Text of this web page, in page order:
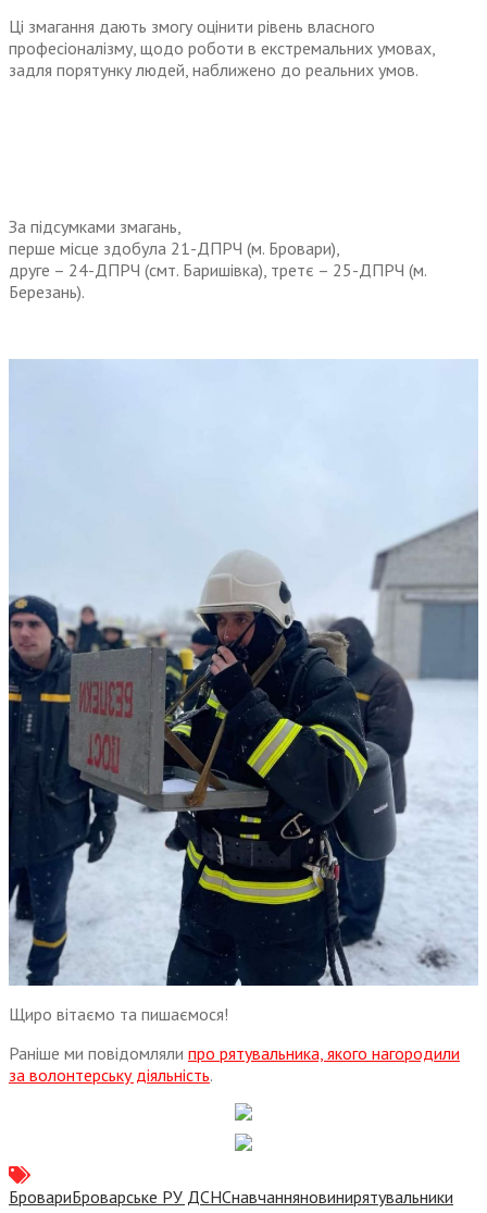
Ці змагання дають змогу оцінити рівень власного
професіоналізму, щодо роботи в екстремальних умовах,
задля порятунку людей, наближено до реальних умов.
За підсумками змагань,
перше місце здобула 21-ДПРЧ (м. Бровари),
друге – 24-ДПРЧ (смт. Баришівка), третє – 25-ДПРЧ (м.
Березань).
Щиро вітаємо та пишаємося!
Раніше ми повідомляли про рятувальника, якого нагородили
за волонтерську діяльність.
БровариБроварське РУ ДСНСнавчанняновинирятувальники